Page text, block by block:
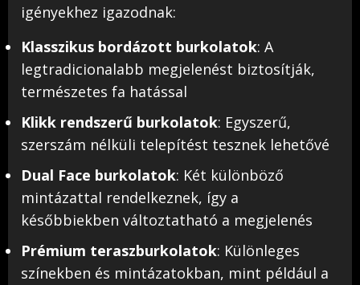
igényekhez igazodnak:
Klasszikus bordázott burkolatok: A
legtradicionalabb megjelenést biztosítják,
természetes fa hatással
Klikk rendszerű burkolatok: Egyszerű,
szerszám nélküli telepítést tesznek lehetővé
Dual Face burkolatok: Két különböző
mintázattal rendelkeznek, így a
későbbiekben változtatható a megjelenés
Prémium teraszburkolatok: Különleges
színekben és mintázatokban, mint például a